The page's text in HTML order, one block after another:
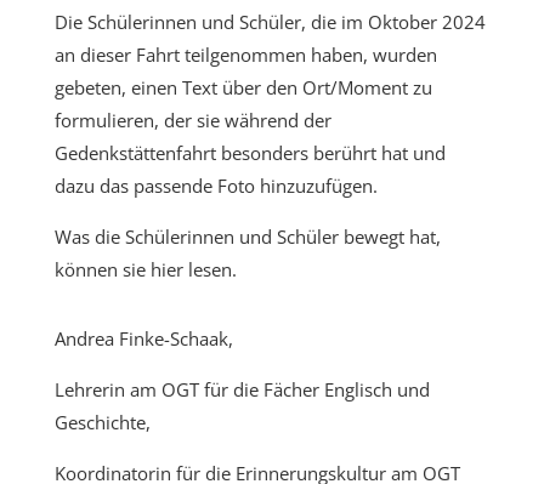
Die Schülerinnen und Schüler, die im Oktober 2024
an dieser Fahrt teilgenommen haben, wurden
gebeten, einen Text über den Ort/Moment zu
formulieren, der sie während der
Gedenkstättenfahrt besonders berührt hat und
dazu das passende Foto hinzuzufügen.
Was die Schülerinnen und Schüler bewegt hat,
können sie hier lesen.
Andrea Finke-Schaak,
Lehrerin am OGT für die Fächer Englisch und
Geschichte,
Koordinatorin für die Erinnerungskultur am OGT